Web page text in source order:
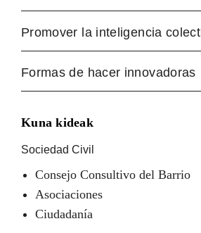
Promover la inteligencia
Formas de hacer innovadoras
Kuna kideak
Sociedad Civil
Consejo Consultivo del Barrio
Asociaciones
Ciudadanía